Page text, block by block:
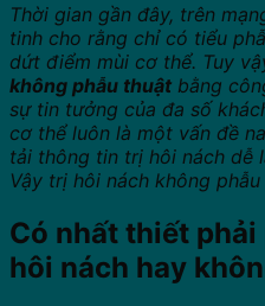
Thời gian gần đây, trên
tinh cho rằng chỉ có tiểu
dứt điểm mùi cơ thể. Tuy
không phẫu thuật bằng
sự tin tưởng của đa số
cơ thể luôn là một vấn đề
tải thông tin trị hôi nách dễ
Vậy trị hôi nách không
Có nhất thiết
hôi nách hay